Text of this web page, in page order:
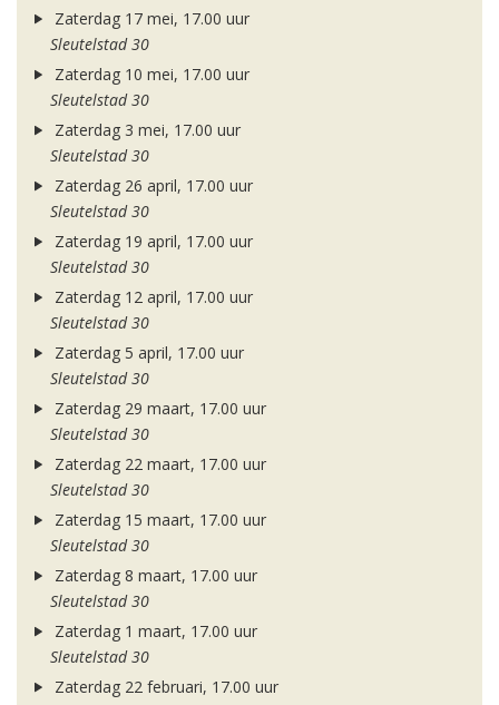
Zaterdag 17 mei, 17.00 uur
Sleutelstad 30
Zaterdag 10 mei, 17.00 uur
Sleutelstad 30
Zaterdag 3 mei, 17.00 uur
Sleutelstad 30
Zaterdag 26 april, 17.00 uur
Sleutelstad 30
Zaterdag 19 april, 17.00 uur
Sleutelstad 30
Zaterdag 12 april, 17.00 uur
Sleutelstad 30
Zaterdag 5 april, 17.00 uur
Sleutelstad 30
Zaterdag 29 maart, 17.00 uur
Sleutelstad 30
Zaterdag 22 maart, 17.00 uur
Sleutelstad 30
Zaterdag 15 maart, 17.00 uur
Sleutelstad 30
Zaterdag 8 maart, 17.00 uur
Sleutelstad 30
Zaterdag 1 maart, 17.00 uur
Sleutelstad 30
Zaterdag 22 februari, 17.00 uur